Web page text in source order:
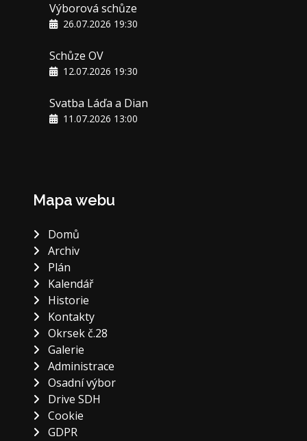
Výborová schůze
26.07.2026 19:30
Schůze OV
12.07.2026 19:30
Svatba Láďa a Dian
11.07.2026 13:00
Mapa webu
Domů
Archiv
Plán
Kalendář
Historie
Kontakty
Okrsek č.28
Galerie
Administrace
Osadní výbor
Drive SDH
Cookie
GDPR